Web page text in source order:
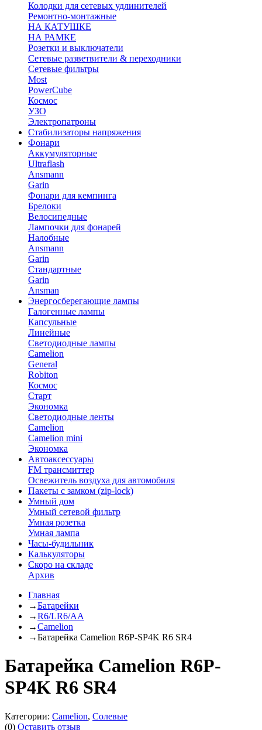
Колодки для сетевых удлинителей
Ремонтно-монтажные
НА КАТУШКЕ
НА РАМКЕ
Розетки и выключатели
Сетевые разветвители & переходники
Сетевые фильтры
Most
PowerCube
Космос
УЗО
Электропатроны
Стабилизаторы напряжения
Фонари
Аккумуляторные
Ultraflash
Ansmann
Garin
Фонари для кемпинга
Брелоки
Велосипедные
Лампочки для фонарей
Налобные
Ansmann
Garin
Стандартные
Garin
Ansman
Энергосберегающие лампы
Галогенные лампы
Капсульные
Линейные
Светодиодные лампы
Camelion
General
Robiton
Космос
Старт
Экономка
Светодиодные ленты
Camelion
Camelion mini
Экономка
Автоаксессуары
FM трансмиттер
Освежитель воздуха для автомобиля
Пакеты с замком (zip-lock)
Умный дом
Умный сетевой фильтр
Умная розетка
Умная лампа
Часы-будильник
Калькуляторы
Скоро на складе
Архив
Главная
→Батарейки
→R6/LR6/AA
→Camelion
→Батарейка Camelion R6P-SP4K R6 SR4
Батарейка Camelion R6P-
SP4K R6 SR4
Категории: Camelion, Солевые
(0) Оставить отзыв